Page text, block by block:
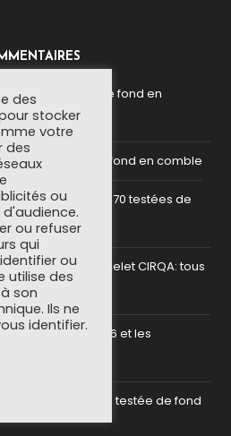
Apex 4 testée de fond en
2 testée de fond en comble
Forerunner 70 et 170 testées de
annonce le bracelet CIRQA: tous
la gamme 2026 et les
La Garmin fenix 8 testée de fond
des
stocker
votre
des
ou
ou refuser
qui
ou
utilise des
son
Ils ne
identifier.